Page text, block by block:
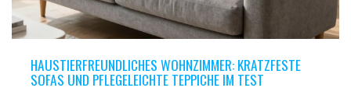
HAUSTIERFREUNDLICHES WOHNZIMMER: KRATZFESTE
SOFAS UND PFLEGELEICHTE TEPPICHE IM TEST